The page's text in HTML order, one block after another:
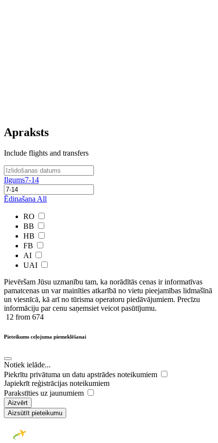
Apraksts
Include flights and transfers
Ilgums7-14
Ēdinašana All
RO
BB
HB
FB
AI
UAI
Pievēršam Jūsu uzmanību tam, ka norādītās cenas ir ​informatīvas ​
pamatcenas un var mainīties atkarībā ​no ​vietu pieejamības lidmašīnā
un viesnīcā, kā arī no tūrisma operatoru piedāvājumiem. Precīzu
informāciju par cenu saņemsiet veicot pasūtījumu.
12 from 674
Pieteikums ceļojuma piemeklēšanai
Notiek ielāde...
Piekrītu privātuma un datu apstrādes noteikumiem
Japiekrīt reģistrācijas noteikumiem
Parakstīties uz jaunumiem
Aizvērt
Aizsūtīt pieteikumu